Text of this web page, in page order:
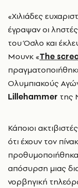
«Χιλιάδες
έγραψαν οι
του Όσλο και
Μουνκ «The
Ολυμπιακούς
Lillehammer της
Κάποιοι
ότι έχουν τον
απόσυρση μιας
νορβηγική